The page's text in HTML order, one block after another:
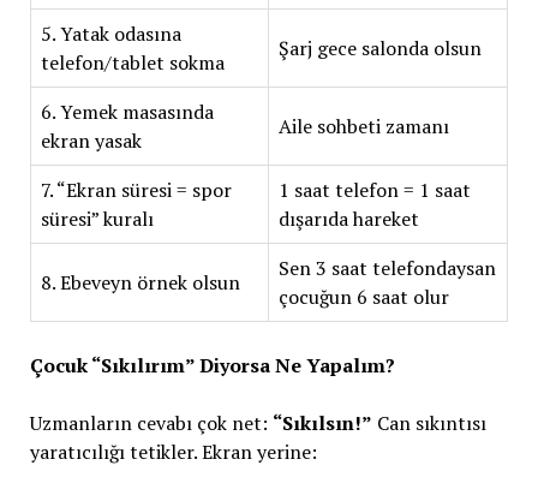
5. Yatak odasına
telefon/tablet sokma
Şarj gece salonda olsun
6. Yemek masasında
ekran yasak
Aile sohbeti zamanı
7. “Ekran süresi = spor
süresi” kuralı
1 saat telefon = 1 saat
dışarıda hareket
8. Ebeveyn örnek olsun
Sen 3 saat telefondaysan
çocuğun 6 saat olur
Çocuk “Sıkılırım” Diyorsa Ne Yapalım?
Uzmanların cevabı çok net: “Sıkılsın!” Can sıkıntısı
yaratıcılığı tetikler. Ekran yerine: